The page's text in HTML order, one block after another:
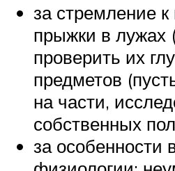
за стремление
прыжки в лужах
проверить их
предметов
на части,
собственных
за особенности